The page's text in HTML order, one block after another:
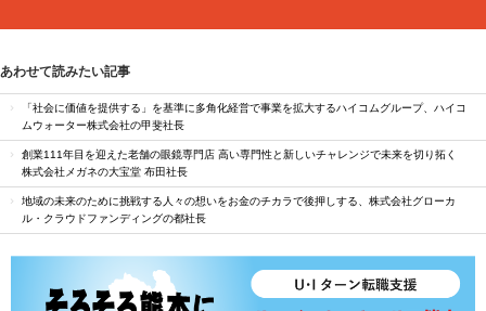
あわせて読みたい記事
「社会に価値を提供する」を基準に多角化経営で事業を拡大するハイコムグループ、ハイコ
ムウォーター株式会社の甲斐社長
創業111年目を迎えた老舗の眼鏡専門店 高い専門性と新しいチャレンジで未来を切り拓く
株式会社メガネの大宝堂 布田社長
地域の未来のために挑戦する人々の想いをお金のチカラで後押しする、株式会社グローカ
ル・クラウドファンディングの都社長